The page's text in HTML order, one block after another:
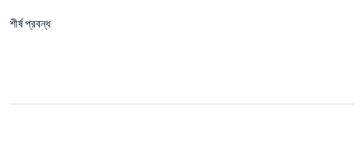
শীর্ষ প্রবন্ধ